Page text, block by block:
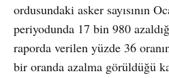
ordusundaki asker sayısının
periyodunda 17 bin 980
raporda verilen yüzde 36
bir oranda azalma görüldüğü